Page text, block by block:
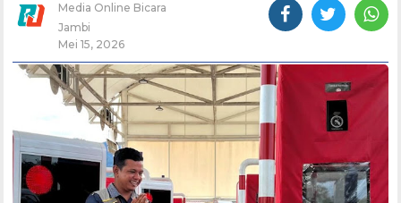
Media Online Bicara
Jambi
Mei 15, 2026